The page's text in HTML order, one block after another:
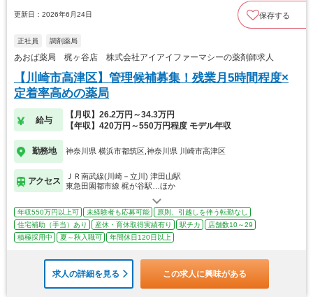
更新日：2026年6月24日 保存する
正社員 調剤薬局
あおば薬局 梶ヶ谷店 株式会社アイアイファーマシーの薬剤師求人
【川崎市高津区】管理候補募集！残業月5時間程度×
定着率高めの薬局
給与
【月収】26.2万円～34.3万円
【年収】420万円～550万円程度 モデル年収
勤務地 神奈川県 横浜市都筑区,神奈川県 川崎市高津区
アクセス
ＪＲ南武線(川崎－立川) 津田山駅
東急田園都市線 梶が谷駅…ほか
年収550万円以上可 未経験者も応募可能
原則、引越しを伴う転勤なし
住宅補助（手当）あり
産休・育休取得実績有り 駅チカ
店舗数10～29
積極採用中
夏～秋入職可 年間休日120日以上
求人の詳細を見る この求人に興味がある